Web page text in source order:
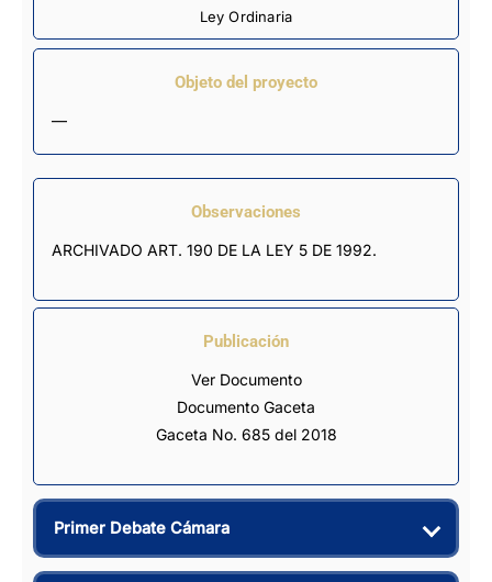
Ley Ordinaria
Objeto del proyecto
—
Observaciones
ARCHIVADO ART. 190 DE LA LEY 5 DE 1992.
Publicación
Ver Documento
Documento Gaceta
Gaceta No. 685 del 2018
Primer Debate Cámara